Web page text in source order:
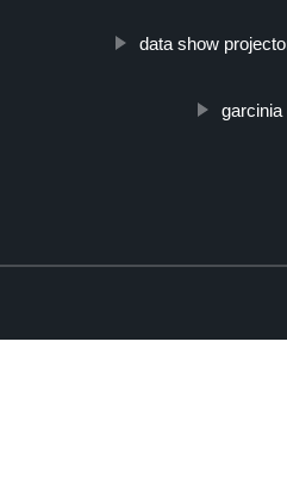
data show
garcinia